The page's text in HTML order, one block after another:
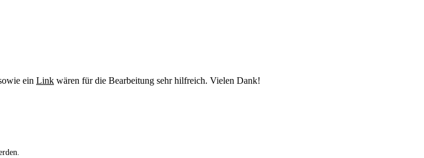
ein Link wären für die Bearbeitung sehr hilfreich. Vielen Dank!